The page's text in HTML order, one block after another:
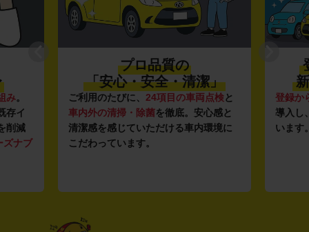
み。
存イ
削減
ズナブ
プロ品質の
「安心・安全・清潔」
ご利用のたびに、 24項目の車両点検と
車内外の清掃・除菌を徹底。安心感と
清潔感を感じていただける車内環境に
こだわっています。
登録か
導入し
います